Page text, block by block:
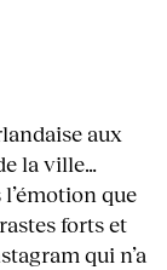
aux
la ville…
que
forts et
qui n’a